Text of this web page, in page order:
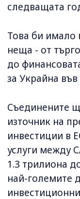
следващата
Това би имало
неща - от
до
за Украйна
Съединените
източник на
инвестиции в
услуги между
1.3 трилиона
най-големите